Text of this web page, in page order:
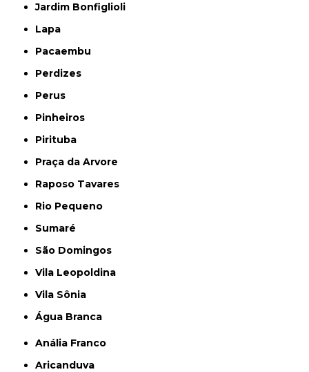
Jardim Bonfiglioli
Lapa
Pacaembu
Perdizes
Perus
Pinheiros
Pirituba
Praça da Arvore
Raposo Tavares
Rio Pequeno
Sumaré
São Domingos
Vila Leopoldina
Vila Sônia
Água Branca
Anália Franco
Aricanduva